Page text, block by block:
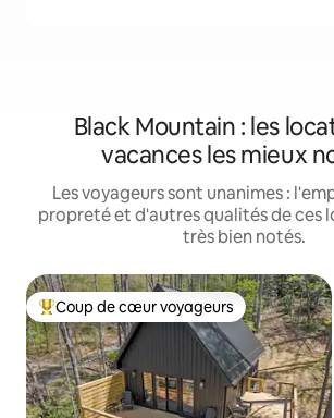
Black Mountain : les
vacances les mieux
Les voyageurs sont unanimes :
propreté et d'autres qualités de ces
très bien notés.
Coup de cœur voyageurs parmi les plus
Coup de cœur voyageurs